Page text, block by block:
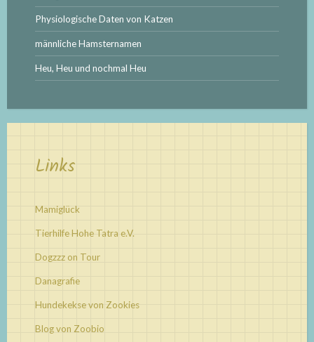
Physiologische Daten von Katzen
männliche Hamsternamen
Heu, Heu und nochmal Heu
Links
Mamiglück
Tierhilfe Hohe Tatra e.V.
Dogzzz on Tour
Danagrafie
Hundekekse von Zookies
Blog von Zoobio